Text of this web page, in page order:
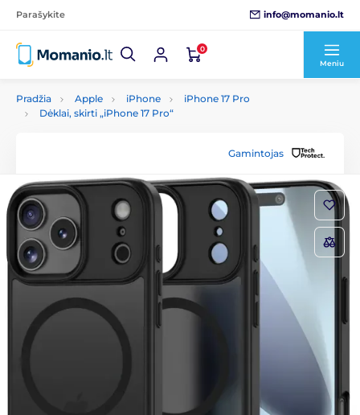
Parašykite info@momanio.lt
0
Meniu
Pradžia Apple iPhone
iPhone 17 Pro
Dėklai, skirti „iPhone 17 Pro“
Gamintojas